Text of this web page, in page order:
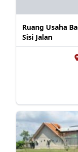
Ruang Usaha
Sisi Jalan